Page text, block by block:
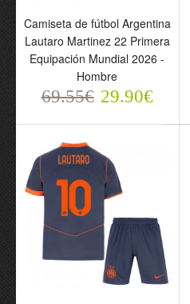
Argentina Lautaro
Martinez 22 Primera
Equipación Mundial 2026
- Hombre
69.55€ 29.90€
Camiseta de fútbol Argentina
Lautaro Martinez 22 Primera
Equipación Mundial 2026 -
Hombre
69.55€ 29.90€